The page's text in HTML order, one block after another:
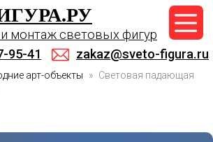
световых фигур
zakaz@sveto-figura.ru
figura.ru
137-95-41
арт-объекты
Световая падающая